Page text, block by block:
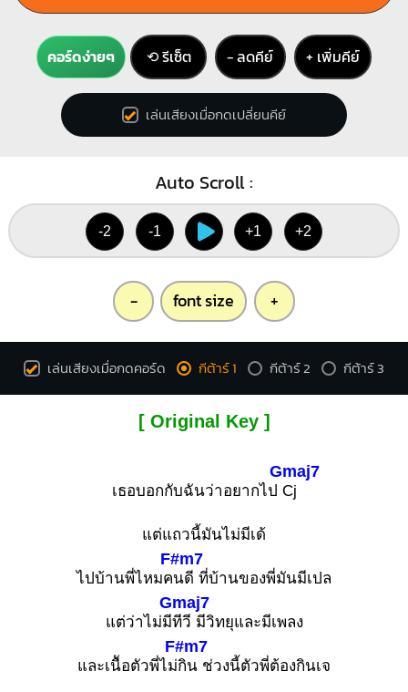
คอร์ดง่ายๆ ⟲ รีเซ็ต − ลดคีย์ + เพิ่มคีย์
เล่นเสียงเมื่อกดเปลี่ยนคีย์
Auto Scroll :
-2 -1 +1 +2
- font size +
เล่นเสียงเมื่อกดคอร์ด กีต้าร์ 1 กีต้าร์ 2 กีต้าร์ 3
[ Original Key ]
เธอบอกกับฉันว่าอยากไป
Gmaj7
Cj
แต่แถวนี้มันไม่มีเด้
ไปบ้านพี่ไหมค
F#m7
นดี ที่บ้านของพี่มันมีเปล
แต่ว่าไม่มี
Gmaj7
ทีวี มีวิทยุและมีเพลง
และเนืัอตัวพี่ไม่
F#m7
กิน ช่วงนี้ตัวพี่ต้องกินเจ